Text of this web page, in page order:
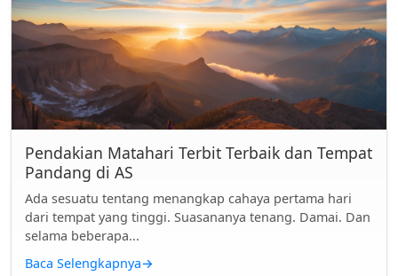
Pendakian Matahari Terbit Terbaik dan Tempat
Pandang di AS
Ada sesuatu tentang menangkap cahaya pertama hari
dari tempat yang tinggi. Suasananya tenang. Damai. Dan
selama beberapa...
Baca Selengkapnya→